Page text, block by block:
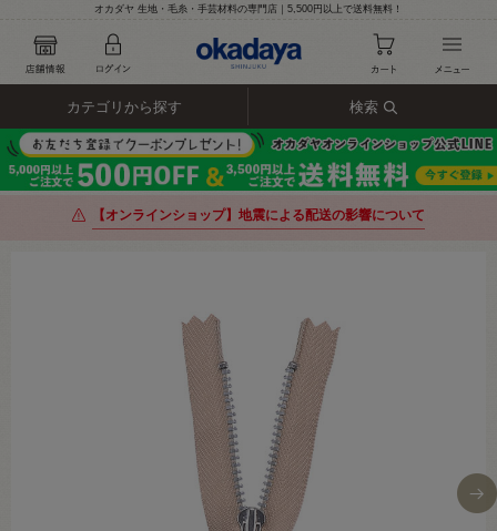
オカダヤ 生地・毛糸・手芸材料の専門店｜5,500円以上で送料無料！
カテゴリから探す 検索
【オンラインショップ】地震による配送の影響について